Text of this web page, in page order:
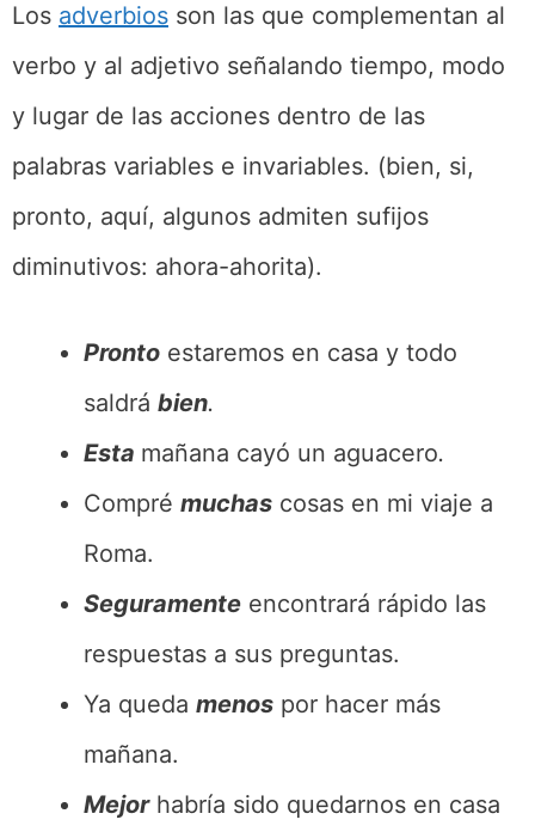
Los adverbios son las que complementan al
verbo y al adjetivo señalando tiempo, modo
y lugar de las acciones dentro de las
palabras variables e invariables. (bien, si,
pronto, aquí, algunos admiten sufijos
diminutivos: ahora-ahorita).
Pronto estaremos en casa y todo
saldrá bien.
Esta mañana cayó un aguacero.
Compré muchas cosas en mi viaje a
Roma.
Seguramente encontrará rápido las
respuestas a sus preguntas.
Ya queda menos por hacer más
mañana.
Mejorhabría sido quedarnos en casa